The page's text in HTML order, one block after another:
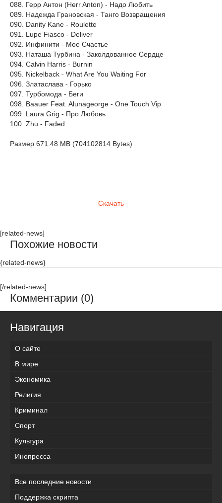
088. Герр Антон (Herr Anton) - Надо Любить
089. Надежда Грановская - Танго Возвращения
090. Danity Kane - Roulette
091. Lupe Fiasco - Deliver
092. Инфинити - Мое Счастье
093. Наташа Турбина - Заколдованное Сердце
094. Calvin Harris - Burnin
095. Nickelback - What Are You Waiting For
096. Златаслава - Горько
097. Турбомода - Беги
098. Baauer Feat. Alunageorge - One Touch Vip
099. Laura Grig - Про Любовь
100. Zhu - Faded
Размер 671.48 MB (704102814 Bytes)
Скачать
[related-news]
Похожие новости
{related-news}
[/related-news]
Комментарии (0)
Навигация
О сайте
В мире
Экономика
Религия
Криминал
Спорт
Культура
Инопресса
Все последние новости
Поддержка скрипта